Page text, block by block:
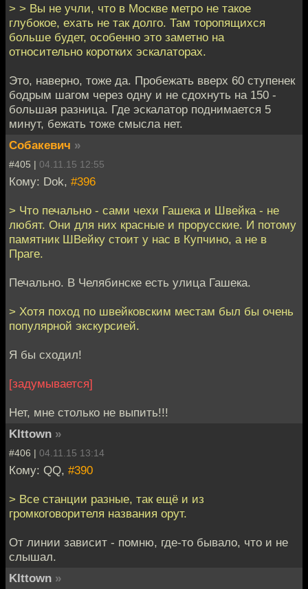
> > Вы не учли, что в Москве метро не такое
глубокое, ехать не так долго. Там торопящихся
больше будет, особенно это заметно на
относительно коротких эскалаторах.
Это, наверно, тоже да. Пробежать вверх 60 ступенек
бодрым шагом через одну и не сдохнуть на 150 -
большая разница. Где эскалатор поднимается 5
минут, бежать тоже смысла нет.
Собакевич »
#405 | 04.11.15 12:55
Кому: Dok, #396
> Что печально - сами чехи Гашека и Швейка - не
любят. Они для них красные и прорусские. И потому
памятник ШВейку стоит у нас в Купчино, а не в
Праге.
Печально. В Челябинске есть улица Гашека.
> Хотя поход по швейковским местам был бы очень
популярной экскурсией.
Я бы сходил!
[задумывается]
Нет, мне столько не выпить!!!
KIttown »
#406 | 04.11.15 13:14
Кому: QQ, #390
> Все станции разные, так ещё и из
громкоговорителя названия орут.
От линии зависит - помню, где-то бывало, что и не
слышал.
KIttown »